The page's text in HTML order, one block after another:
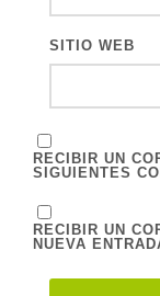
SITIO WEB
RECIBIR UN
SIGUIENTES
RECIBIR UN
NUEVA